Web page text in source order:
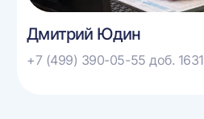
Дмитрий Юдин
+7 (499) 390-05-55 доб. 1631